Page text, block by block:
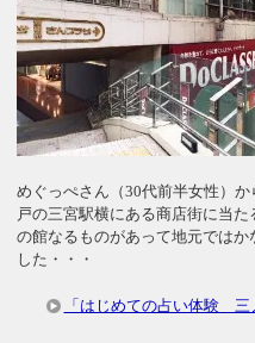
めぐっぺさん（30代前半女性）
戸の三宮駅横にある商店街に当
の館なるものがあって地元では
した・・・
「はじめての占い体験 三